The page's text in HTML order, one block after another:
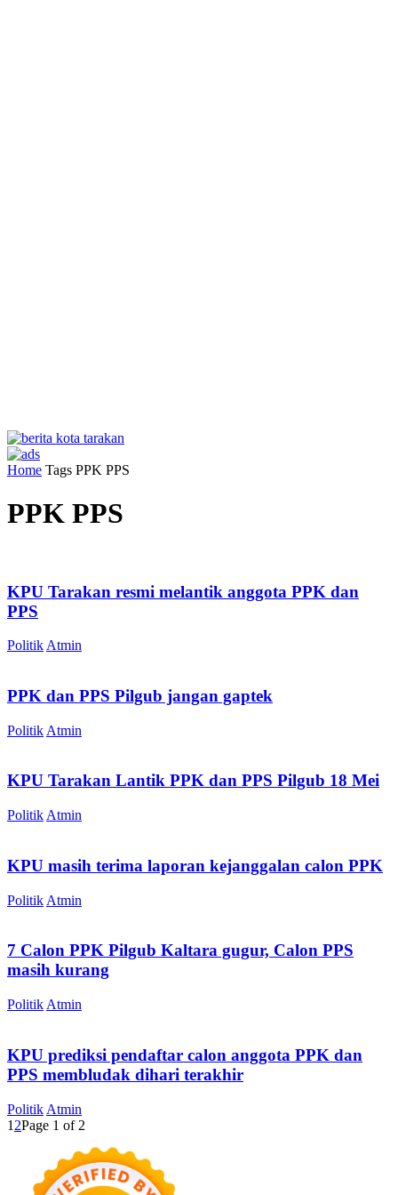
Home Tags PPK PPS
PPK PPS
KPU Tarakan resmi melantik anggota PPK dan
PPS
Politik Atmin
PPK dan PPS Pilgub jangan gaptek
Politik Atmin
KPU Tarakan Lantik PPK dan PPS Pilgub 18 Mei
Politik Atmin
KPU masih terima laporan kejanggalan calon PPK
Politik Atmin
7 Calon PPK Pilgub Kaltara gugur, Calon PPS
masih kurang
Politik Atmin
KPU prediksi pendaftar calon anggota PPK dan
PPS membludak dihari terakhir
Politik Atmin
1 2Page 1 of 2